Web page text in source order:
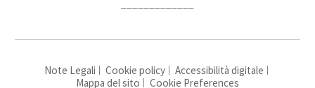
Note Legali Cookie policy
Accessibilità digitale
Mappa del sito
Cookie Preferences